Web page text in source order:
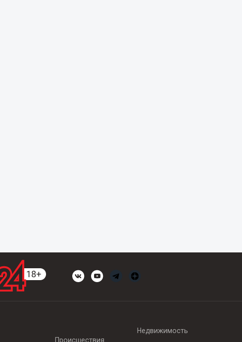
Происшествия
Недвижимость